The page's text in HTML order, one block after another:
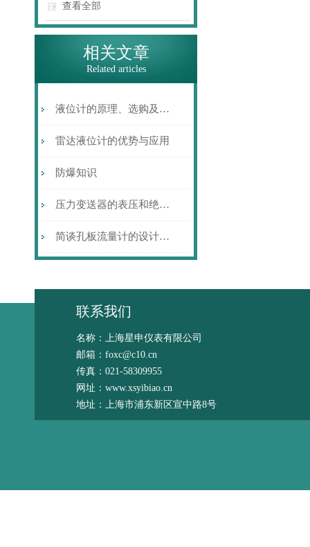
查看全部
相关文章
Related articles
液位计的原理、选购及使用简介
雷达液位计的优势与应用
防爆知识
压力变送器的表压和绝压到底是什么样的概念呢？
简谈孔板流量计的设计风格
联系我们
名称：上海星申仪表有限公司
邮箱：foxc@c10.cn
传真：021-58309955
网址：www.xsyibiao.cn
地址：上海市浦东新区宣中路8号